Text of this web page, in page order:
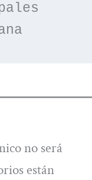
no será
están